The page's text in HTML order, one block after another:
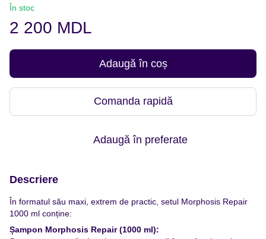
În stoc
2 200 MDL
Adaugă în coș
Comanda rapidă
Adaugă în preferate
Descriere
În formatul său maxi, extrem de practic, setul Morphosis Repair
1000 ml conține:
Șampon Morphosis Repair (1000 ml):